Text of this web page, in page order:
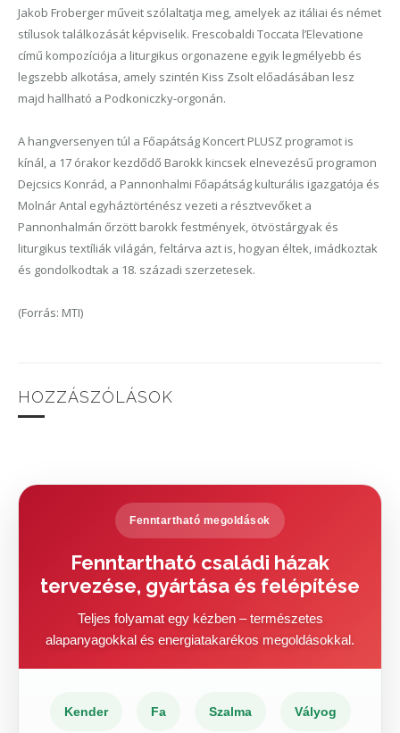
Jakob Froberger műveit szólaltatja meg, amelyek az itáliai és német
stílusok találkozását képviselik. Frescobaldi Toccata l’Elevatione
című kompozíciója a liturgikus orgonazene egyik legmélyebb és
legszebb alkotása, amely szintén Kiss Zsolt előadásában lesz
majd hallható a Podkoniczky-orgonán.
A hangversenyen túl a Főapátság Koncert PLUSZ programot is
kínál, a 17 órakor kezdődő Barokk kincsek elnevezésű programon
Dejcsics Konrád, a Pannonhalmi Főapátság kulturális igazgatója és
Molnár Antal egyháztörténész vezeti a résztvevőket a
Pannonhalmán őrzött barokk festmények, ötvöstárgyak és
liturgikus textíliák világán, feltárva azt is, hogyan éltek, imádkoztak
és gondolkodtak a 18. századi szerzetesek.
(Forrás: MTI)
HOZZÁSZÓLÁSOK
Fenntartható megoldások
Fenntartható családi házak
tervezése, gyártása és felépítése
Teljes folyamat egy kézben – természetes
alapanyagokkal és energiatakarékos megoldásokkal.
Kender Fa Szalma Vályog